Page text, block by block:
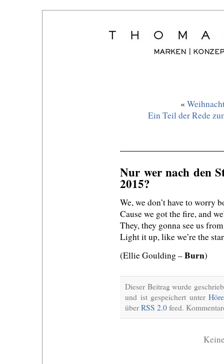
«
Ein Teil der Rede
Nur wer nach den
2015?
We, we don’t have to worry
Cause we got the fire, and
They, they gonna see us
Light it up, like we’re the
(Ellie Goulding –Burn)
Dieser Beitrag wurde
und ist gespeichert unter
über RSS 2.0 feed.